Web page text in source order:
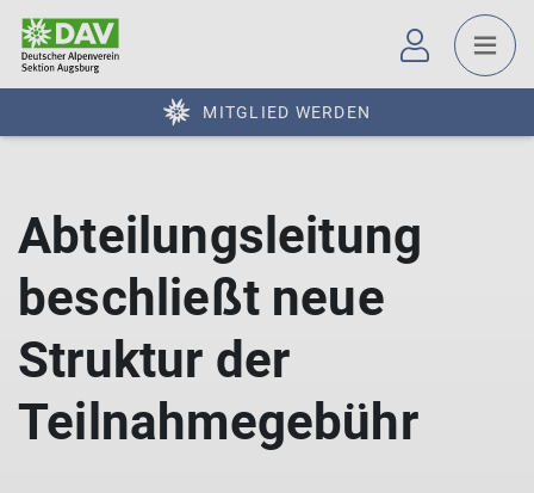
MITGLIED WERDEN
Abteilungsleitung
beschließt neue
Struktur der
Teilnahmegebühr